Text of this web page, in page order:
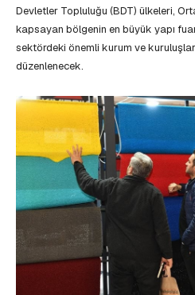
Devletler Topluluğu (BDT) ülkeleri,
kapsayan bölgenin en büyük yapı
sektördeki önemli kurum ve
düzenlenecek.